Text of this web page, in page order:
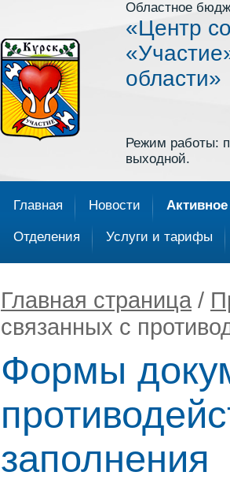
Областное
«Центр
области»
Режим работы:
выходной.
Главная Новости
Отделения Услуги и тарифы
Главная страница /
связанных с
Формы
заполнения